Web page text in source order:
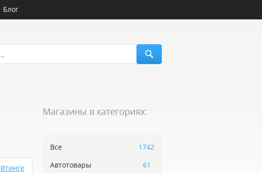
Блог
Магазины в категориях:
Все
1742
Автотовары
61